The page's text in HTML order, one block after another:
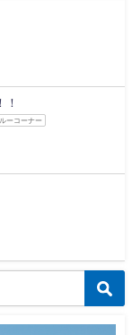
！
ーコーナー